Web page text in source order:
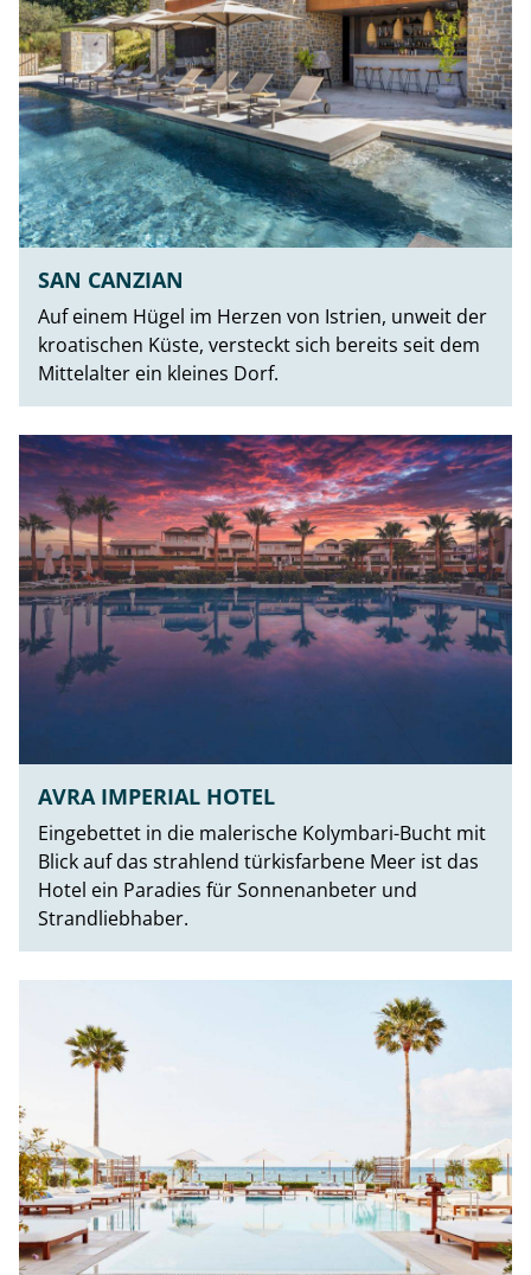
SAN CANZIAN
Auf einem Hügel im Herzen von Istrien, unweit der
kroatischen Küste, versteckt sich bereits seit dem
Mittelalter ein kleines Dorf.
AVRA IMPERIAL HOTEL
Eingebettet in die malerische Kolymbari-Bucht mit
Blick auf das strahlend türkisfarbene Meer ist das
Hotel ein Paradies für Sonnenanbeter und
Strandliebhaber.